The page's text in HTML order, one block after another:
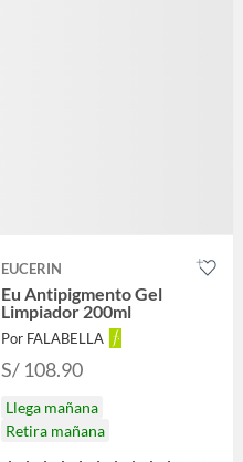
EUCERIN
Eu Antipigmento Gel
Limpiador 200ml
Por FALABELLA
S/ 108.90
Llega mañana
Retira mañana